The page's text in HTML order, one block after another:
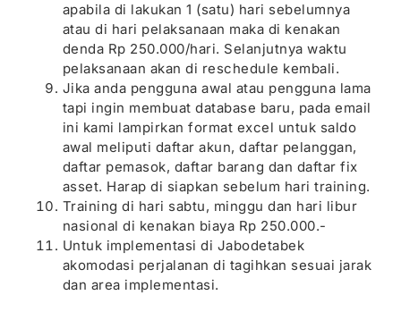
apabila di lakukan 1 (satu) hari sebelumnya
atau di hari pelaksanaan maka di kenakan
denda Rp 250.000/hari. Selanjutnya waktu
pelaksanaan akan di reschedule kembali.
Jika anda pengguna awal atau pengguna lama
tapi ingin membuat database baru, pada email
ini kami lampirkan format excel untuk saldo
awal meliputi daftar akun, daftar pelanggan,
daftar pemasok, daftar barang dan daftar fix
asset. Harap di siapkan sebelum hari training.
Training di hari sabtu, minggu dan hari libur
nasional di kenakan biaya Rp 250.000.-
Untuk implementasi di Jabodetabek
akomodasi perjalanan di tagihkan sesuai jarak
dan area implementasi.